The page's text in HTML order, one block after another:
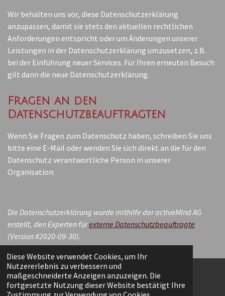
Diese Website verwendet Cookies, um Ihr
Nutzererlebnis zu verbessern und
maßgeschneiderte Anzeigen anzuzeigen. Die
fortgesetzte Nutzung dieser Website bestätigt Ihre
Wir behalten uns vor, diese Datenschutzerklärung
anzupassen, damit sie stets den aktuellen rechtlichen
Anforderungen entspricht oder um Änderungen unserer
Leistungen in der Datenschutzerklärung umzusetzen, z.B.
bei der Einführung neuer Services. Für Ihren erneuten Besuch
gilt dann die neue Datenschutzerklärung.
Fragen an den
Datenschutzbeauftragten
Wenn Sie Fragen zum Datenschutz haben, schreiben Sie uns
bitte eine E-Mail oder wenden Sie sich direkt an die für den
Datenschutz verantwortliche Person in unserer
Organisation:
Die Datenschutzerklärung wurde mithilfe der activeMind AG
erstellt, den Experten fürexterne Datenschutzbeauftragte
(Version #2020-09-30).
F
I